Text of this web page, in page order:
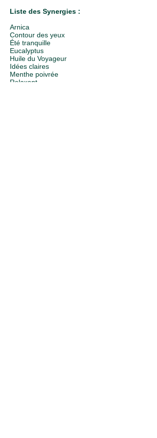
Liste des Synergies :
Arnica
Contour des yeux
Été tranquille
Eucalyptus
​Huile du Voyageur
Idées claires
Menthe poivrée
Relaxant